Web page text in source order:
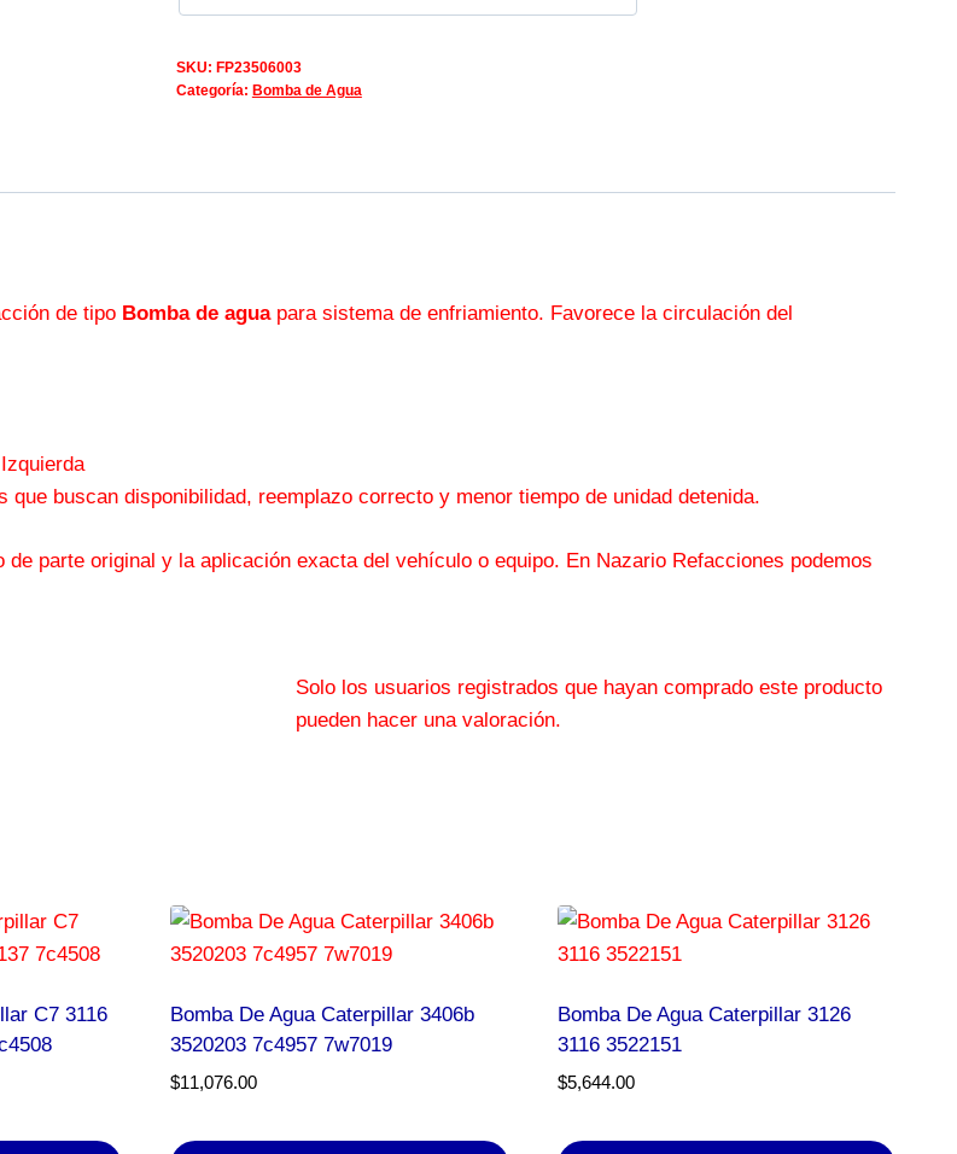
SKU: FP23506003
Categoría: Bomba de Agua
de tipo Bomba de aguapara sistema de enfriamiento. Favorece la circulación del
buscan disponibilidad, reemplazo correcto y menor tiempo de unidad detenida.
parte original y la aplicación exacta del vehículo o equipo. En Nazario Refacciones podemos
Solo los usuarios registrados que hayan comprado este producto
pueden hacer una valoración.
C7 3116
Bomba De Agua Caterpillar 3406b
3520203 7c4957 7w7019
$11,076.00
Bomba De Agua Caterpillar 3126
3116 3522151
$5,644.00